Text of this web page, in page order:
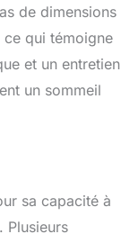
de dimensions
qui témoigne
et un entretien
un sommeil
sa capacité à
Plusieurs